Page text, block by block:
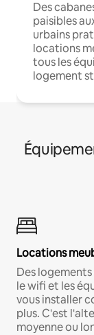
Des
paisibles
urbains
locations
tous les
logement
Locations
Des
le wifi et les
vous installer
plus. C'est
moyenne ou